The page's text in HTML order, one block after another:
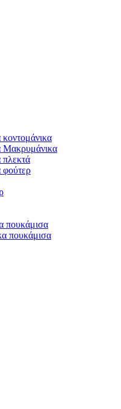
Μακρυμάνικα
φούτερ
πουκάμισα
πουκάμισα